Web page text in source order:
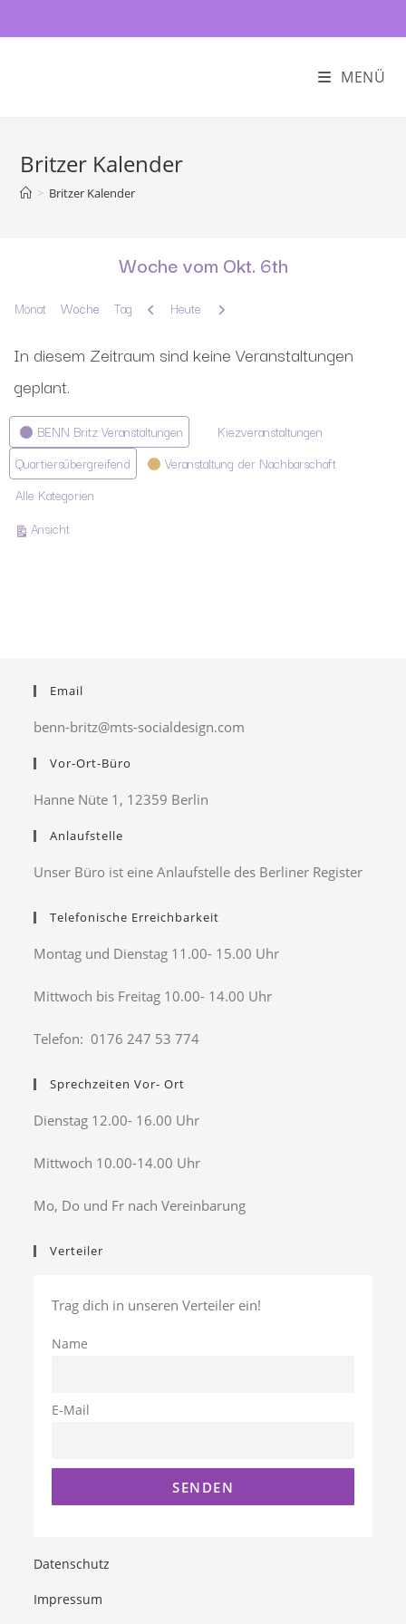
MENÜ
Britzer Kalender
> Britzer Kalender
Woche vom Okt. 6th
Monat Woche Tag Zurück
Heute Weiter
In diesem Zeitraum sind keine Veranstaltungen
geplant.
Kategorien
BENN Britz Veranstaltungen
Kiezveranstaltungen
Quartiersübergreifend
Veranstaltung der Nachbarschaft
Alle Kategorien
Ansichtausdrucken
Email
benn-britz@mts-socialdesign.com
Vor-Ort-Büro
Hanne Nüte 1, 12359 Berlin
Anlaufstelle
Unser Büro ist eine Anlaufstelle des Berliner Register
Telefonische Erreichbarkeit
Montag und Dienstag 11.00- 15.00 Uhr
Mittwoch bis Freitag 10.00- 14.00 Uhr
Telefon: 0176 247 53 774
Sprechzeiten Vor- Ort
Dienstag 12.00- 16.00 Uhr
Mittwoch 10.00-14.00 Uhr
Mo, Do und Fr nach Vereinbarung
Verteiler
Trag dich in unseren Verteiler ein!
Name
E-Mail
Datenschutz
Impressum